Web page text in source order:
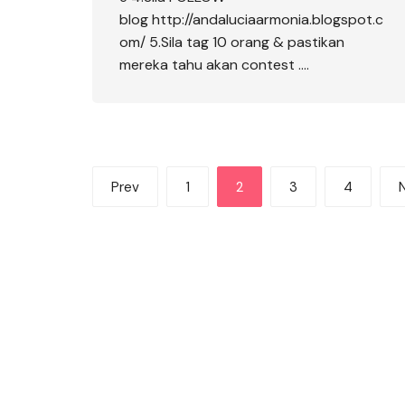
blog http://andaluciaarmonia.blogspot.c
om/ 5.Sila tag 10 orang & pastikan
mereka tahu akan contest ….
Posts
pagination
Prev 1 2 3 4